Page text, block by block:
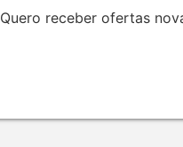
Quero receber ofertas